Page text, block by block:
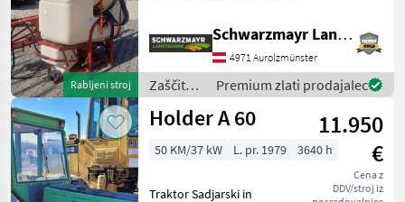
Rabljeni stroj
Klappung - mit mech.
Höhenverstellung - mit 600
Liter
Schwarzmayr Landtechnik GmbH - Aurolzmünster
4971 Aurolzmünster
Zaščita
rastlin /
Holder
Premium zlati prodajalec
Holder A 60
11.950
€
Cena z
DDV/stroj iz
50 KM/37 kW L. pr. 1979 3640 h
Traktor Sadjarski in